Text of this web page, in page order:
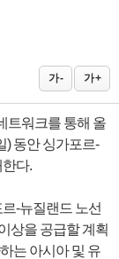
가 - 가 +
트워크를 통해 올
) 동안 싱가포르-
다.
-뉴질랜드 노선
상을 공급할 계획
는 아시아 및 유